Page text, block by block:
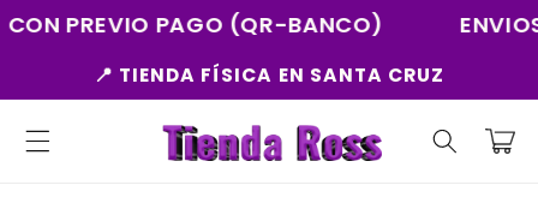
PREVIO PAGO (QR-BANCO)
📍 TIENDA FÍSICA EN SANTA CRUZ
Carrito